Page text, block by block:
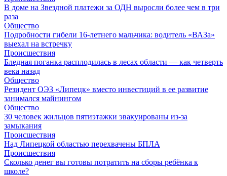
В доме на Звездной платежи за ОДН выросли более чем в три
раза
Общество
Подробности гибели 16-летнего мальчика: водитель «ВАЗа»
выехал на встречку
Происшествия
Бледная поганка расплодилась в лесах области — как четверть
века назад
Общество
Резидент ОЭЗ «Липецк» вместо инвестиций в ее развитие
занимался майнингом
Общество
30 человек жильцов пятиэтажки эвакуированы из-за
замыкания
Происшествия
Над Липецкой областью перехвачены БПЛА
Происшествия
Сколько денег вы готовы потратить на сборы ребёнка к
школе?